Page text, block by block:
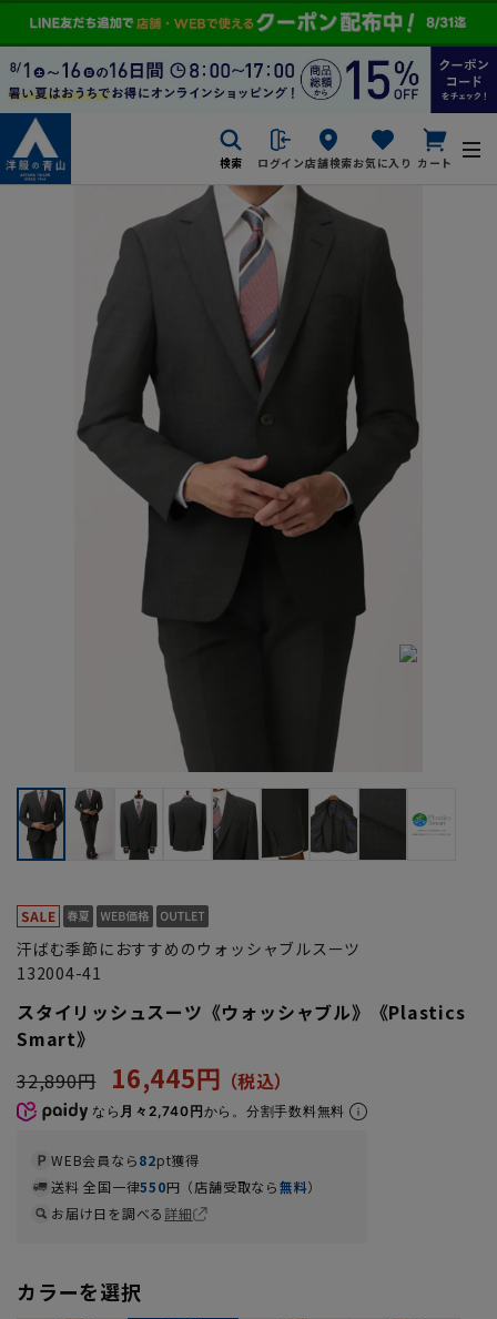
検索 ログイン店舗検索お気に入り カート
汗ばむ季節におすすめのウォッシャブルスーツ
132004-41
スタイリッシュスーツ《ウォッシャブル》《Plastics
Smart》
32,890円
16,445円
なら 月々2,740円から。分割手数料無料
WEB会員なら82pt獲得
送料 全国一律550円（店舗受取なら無料）
お届け日を調べる詳細
カラーを選択